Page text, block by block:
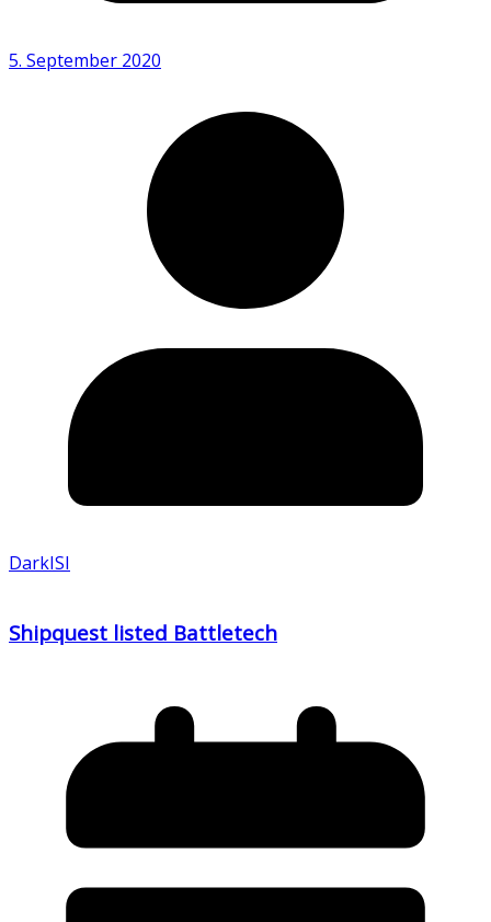
5. September 2020
DarkISI
Shipquest listed Battletech